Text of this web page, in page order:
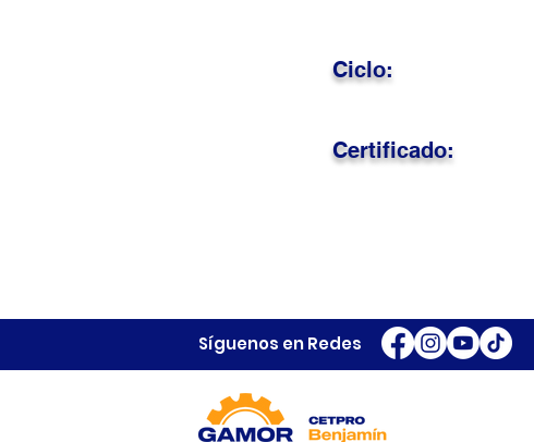
Ciclo:
Certificado:
Síguenos en Redes